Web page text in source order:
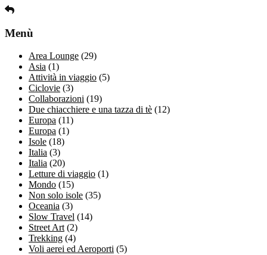
Menù
Area Lounge (29)
Asia (1)
Attività in viaggio (5)
Ciclovie (3)
Collaborazioni (19)
Due chiacchiere e una tazza di tè (12)
Europa (11)
Europa (1)
Isole (18)
Italia (3)
Italia (20)
Letture di viaggio (1)
Mondo (15)
Non solo isole (35)
Oceania (3)
Slow Travel (14)
Street Art(2)
Trekking (4)
Voli aerei ed Aeroporti (5)